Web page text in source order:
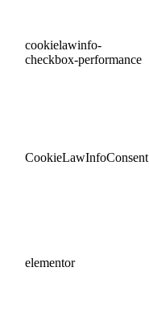
cookielawinfo-
checkbox-performance
CookieLawInfoConsent
elementor